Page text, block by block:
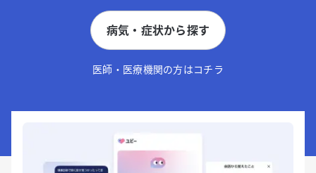
病気・症状から探す
医師・医療機関の方はコチラ